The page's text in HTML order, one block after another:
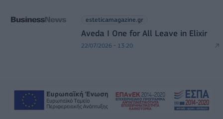
esteticamagazine.gr
Aveda I One for All Leave in Elixir
22/07/2026 - 13:20